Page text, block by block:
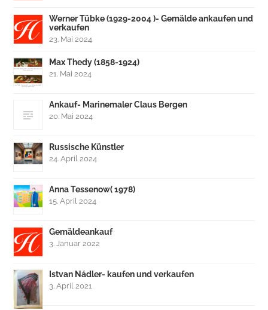
Werner Tübke (1929-2004 )- Gemälde ankaufen und
verkaufen
23. Mai 2024
Max Thedy (1858-1924)
21. Mai 2024
Ankauf- Marinemaler Claus Bergen
20. Mai 2024
Russische Künstler
24. April 2024
Anna Tessenow( 1978)
15. April 2024
Gemäldeankauf
3. Januar 2022
Istvan Nádler- kaufen und verkaufen
3. April 2021